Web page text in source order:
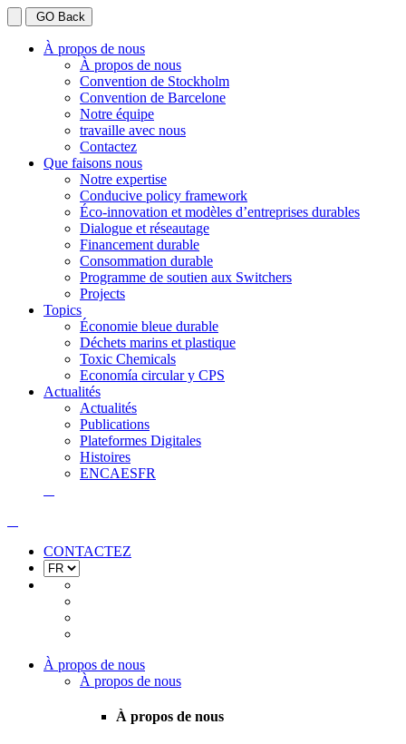
GO Back
À propos de nous
À propos de nous
Convention de Stockholm
Convention de Barcelone
Notre équipe
travaille avec nous
Contactez
Que faisons nous
Notre expertise
Conducive policy framework
Éco-innovation et modèles d’entreprises durables
Dialogue et réseautage
Financement durable
Consommation durable
Programme de soutien aux Switchers
Projects
Topics
Économie bleue durable
Déchets marins et plastique
Toxic Chemicals
Economía circular y CPS
Actualités
Actualités
Publications
Plateformes Digitales
Histoires
ENCAESFR
CONTACTEZ
À propos de nous
À propos de nous
À propos de nous